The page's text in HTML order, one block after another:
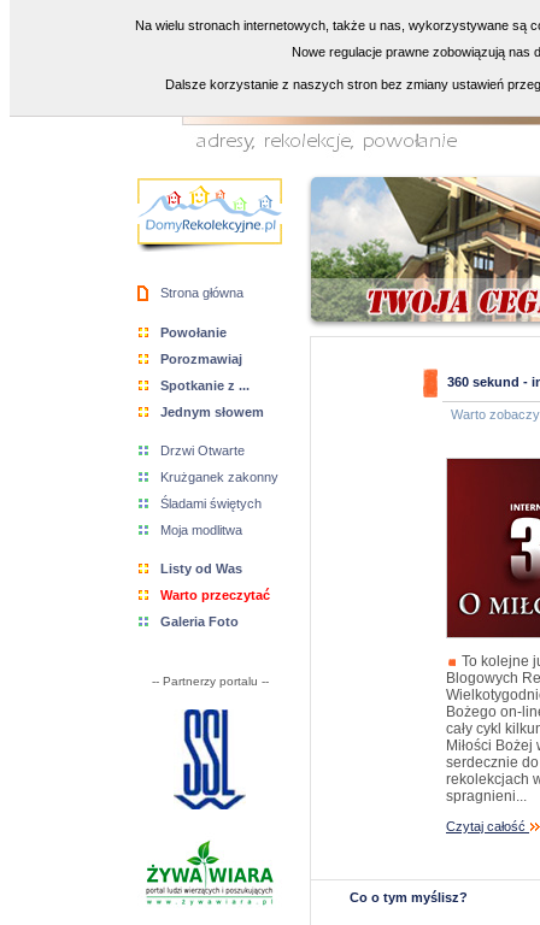
Strona główna
Powołanie
Porozmawiaj
Spotkanie z ...
Jednym słowem
Drzwi Otwarte
Krużganek zakonny
Śladami świętych
Moja modlitwa
Listy od Was
Warto przeczytać
Galeria Foto
-- Partnerzy portalu --
360 sekund -
Warto
To kolejne
Blogowych
Bożego on-
cały cykl
Miłości
serdecznie
rekolekcjach
spragnieni...
Czytaj całość
Co o tym myślisz?
Na wielu stronach internetowych, także u nas, wykorzystywane są
Nowe regulacje prawne zobowiązują nas
Dalsze korzystanie z naszych stron bez zmiany ustawień